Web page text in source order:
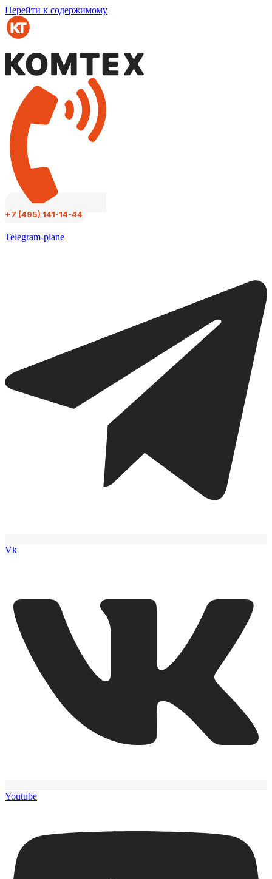
Перейти к содержимому
+7 (495) 141-14-44
Telegram-plane
Vk
Youtube